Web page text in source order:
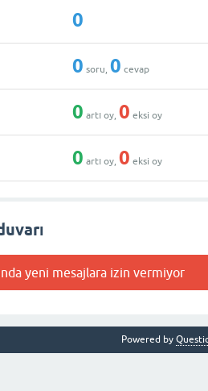
0
0 soru,0 cevap
0 artı oy,0 eksi oy
0 artı oy,0 eksi oy
yeni mesajlara izin vermiyor
Powered by